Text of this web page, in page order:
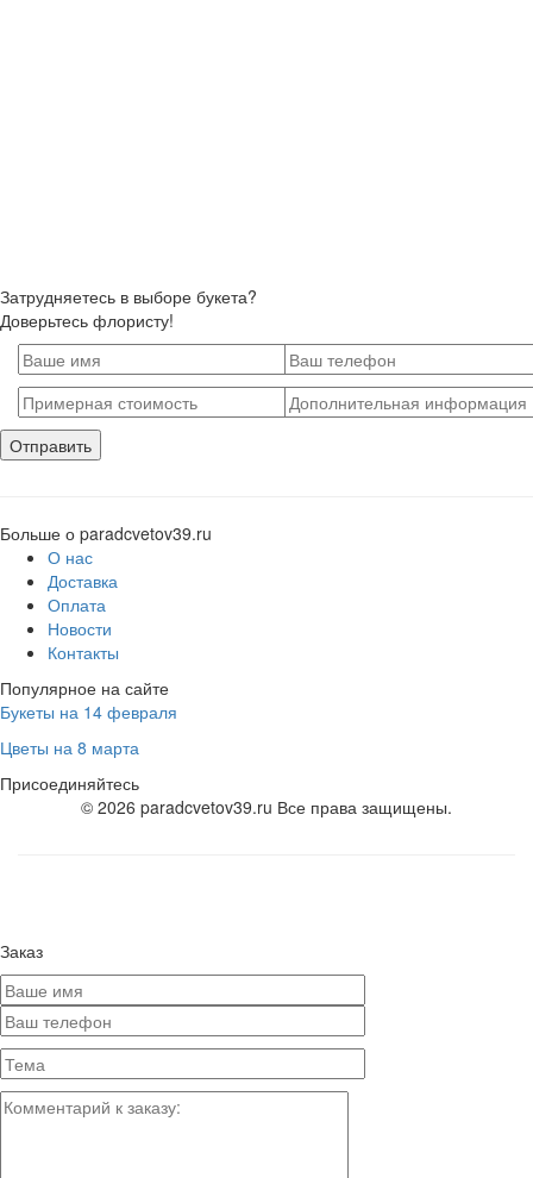
Затрудняетесь в выборе букета?
Доверьтесь флористу!
Больше о paradcvetov39.ru
О нас
Доставка
Оплата
Новости
Контакты
Популярное на сайте
Букеты на 14 февраля
Цветы на 8 марта
Присоединяйтесь
© 2026 paradcvetov39.ru Все права защищены.
Заказ